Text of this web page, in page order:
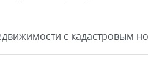
с кадастровым